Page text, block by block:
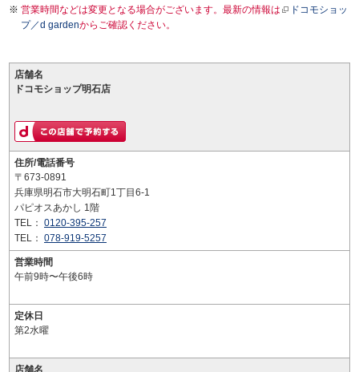
営業時間などは変更となる場合がございます。最新の情報は
ドコモショッ
プ／d gardenからご確認ください。
店舗名
ドコモショップ明石店
住所/電話番号
〒673-0891
兵庫県明石市大明石町1丁目6-1
パピオスあかし 1階
TEL： 0120-395-257
TEL： 078-919-5257
営業時間
午前9時〜午後6時
定休日
第2水曜
店舗名